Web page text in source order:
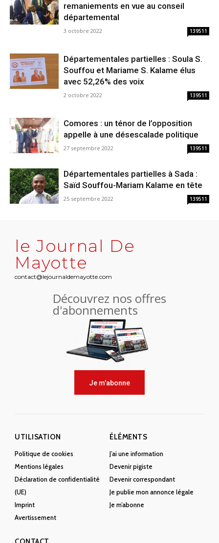
remaniements en vue au conseil
départemental
3 octobre 2022 139511
Départementales partielles : Soula S.
Souffou et Mariame S. Kalame élus
avec 52,26% des voix
2 octobre 2022 139511
Comores : un ténor de l’opposition
appelle à une désescalade politique
27 septembre 2022 139511
Départementales partielles à Sada :
Saïd Souffou-Mariam Kalame en tête
25 septembre 2022 139511
le Journal De
Mayotte
contact@lejournaldemayotte.com
Découvrez nos offres
d'abonnements
Je m'abonne
UTILISATION
Politique de cookies
Mentions légales
Déclaration de confidentialité
(UE)
Imprint
Avertissement
ÉLÉMENTS
J’ai une information
Devenir pigiste
Devenir correspondant
Je publie mon annonce légale
Je m’abonne